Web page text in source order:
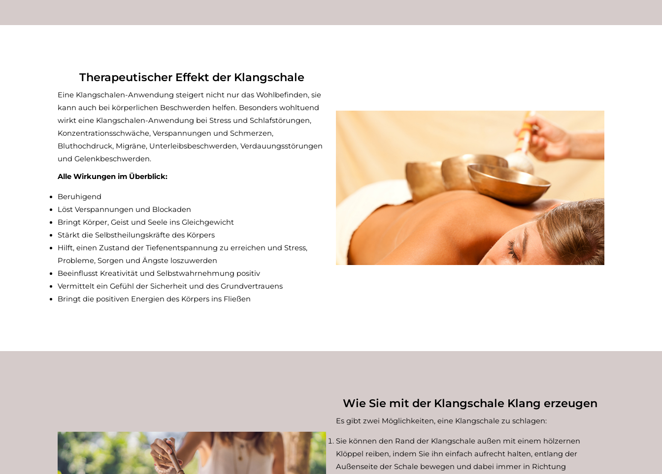
Therapeutischer Effekt der Klangschale
Eine Klangschalen-Anwendung steigert nicht nur das Wohlbefinden, sie
kann auch bei körperlichen Beschwerden helfen. Besonders wohltuend
wirkt eine Klangschalen-Anwendung bei Stress und Schlafstörungen,
Konzentrationsschwäche, Verspannungen und Schmerzen,
Bluthochdruck, Migräne, Unterleibsbeschwerden, Verdauungsstörungen
und Gelenkbeschwerden.
Alle Wirkungen im Überblick:
Beruhigend
Löst Verspannungen und Blockaden
Bringt Körper, Geist und Seele ins Gleichgewicht
Stärkt die Selbstheilungskräfte des Körpers
Hilft, einen Zustand der Tiefenentspannung zu erreichen und Stress,
Probleme, Sorgen und Ängste loszuwerden
Beeinflusst Kreativität und Selbstwahrnehmung positiv
Vermittelt ein Gefühl der Sicherheit und des Grundvertrauens
Bringt die positiven Energien des Körpers ins Fließen
Wie Sie mit der Klangschale Klang erzeugen
Es gibt zwei Möglichkeiten, eine Klangschale zu schlagen:
Sie können den Rand der Klangschale außen mit einem hölzernen
Klöppel reiben, indem Sie ihn einfach aufrecht halten, entlang der
Außenseite der Schale bewegen und dabei immer in Richtung